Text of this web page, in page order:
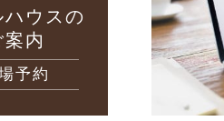
ハウスの
案内
予約